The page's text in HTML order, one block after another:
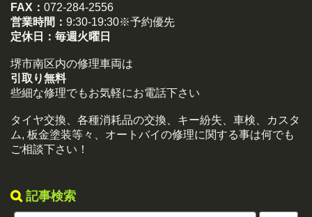
FAX： 072-284-2556
営業時間： 9:30-19:30※予約優先
定休日： 毎週火曜日
堺市南区内の修理車両は
引取り無料
些細な修理でもお気軽にお電話下さい
タイヤ交換、各種消耗品の交換、キー紛失、車検、カスタ
ム, 板金塗装等々、オートバイの修理に関する事は何でも
ご相談下さい！
記事検索